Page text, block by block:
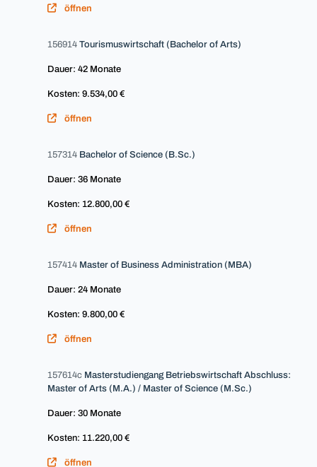
öffnen
156914 Tourismuswirtschaft (Bachelor of Arts)
Dauer: 42 Monate
Kosten: 9.534,00 €
öffnen
157314 Bachelor of Science (B.Sc.)
Dauer: 36 Monate
Kosten: 12.800,00 €
öffnen
157414 Master of Business Administration (MBA)
Dauer: 24 Monate
Kosten: 9.800,00 €
öffnen
157614c Masterstudiengang Betriebswirtschaft Abschluss:
Master of Arts (M.A.) / Master of Science (M.Sc.)
Dauer: 30 Monate
Kosten: 11.220,00 €
öffnen